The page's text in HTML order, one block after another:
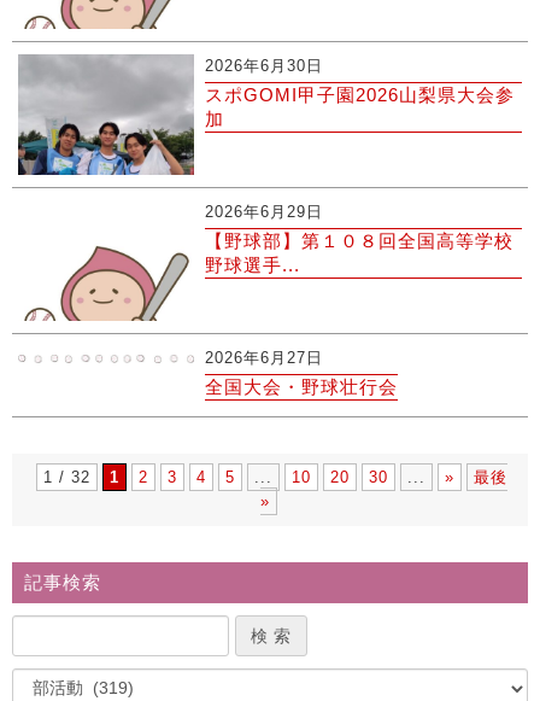
2026年6月30日
スポGOMI甲子園2026山梨県大会参
加
2026年6月29日
【野球部】第１０８回全国高等学校
野球選手...
2026年6月27日
全国大会・野球壮行会
1 / 32 1 2 3 4 5 ... 10 20 30 ... »
最後
»
記事検索